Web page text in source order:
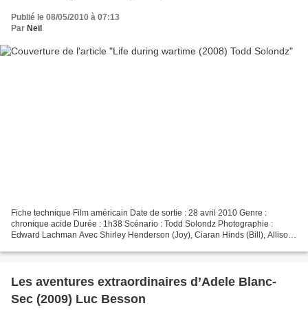
Publié le 08/05/2010 à 07:13
Par Neil
Fiche technique Film américain Date de sortie : 28 avril 2010 Genre :
chronique acide Durée : 1h38 Scénario : Todd Solondz Photographie :
Edward Lachman Avec Shirley Henderson (Joy), Ciaran Hinds (Bill), Allison
Les aventures extraordinaires d’Adele Blanc-
Sec (2009) Luc Besson